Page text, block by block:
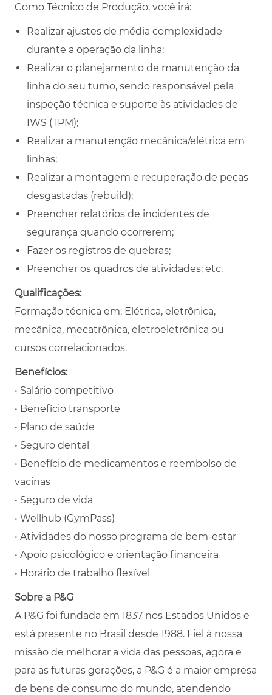
Como Técnico de Produção, você irá:
Realizar ajustes de média complexidade
durante a operação da linha;
Realizar o planejamento de manutenção da
linha do seu turno, sendo responsável pela
inspeção técnica e suporte às atividades de
IWS (TPM);
Realizar a manutenção mecânica/elétrica em
linhas;
Realizar a montagem e recuperação de peças
desgastadas (rebuild);
Preencher relatórios de incidentes de
segurança quando ocorrerem;
Fazer os registros de quebras;
Preencher os quadros de atividades; etc.
Qualificações:
Formação técnica em: Elétrica, eletrônica,
mecânica, mecatrônica, eletroeletrônica ou
cursos correlacionados.
Benefícios:
• Salário competitivo
• Benefício transporte
• Plano de saúde
• Seguro dental
• Benefício de medicamentos e reembolso de
vacinas
• Seguro de vida
• Wellhub (GymPass)
• Atividades do nosso programa de bem-estar
• Apoio psicológico e orientação financeira
• Horário de trabalho flexível
Sobre a P&G
A P&G foi fundada em 1837 nos Estados Unidos e
está presente no Brasil desde 1988. Fiel à nossa
missão de melhorar a vida das pessoas, agora e
para as futuras gerações, a P&G é a maior empresa
de bens de consumo do mundo, atendendo